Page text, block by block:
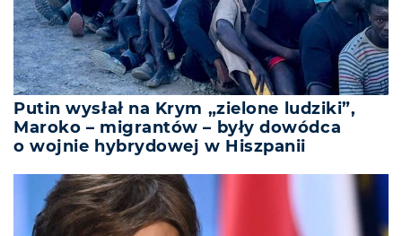
Putin wysłał na Krym „zielone ludziki”,
Maroko – migrantów – były dowódca
o wojnie hybrydowej w Hiszpanii